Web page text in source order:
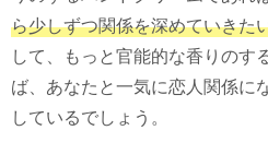
ら少しずつ関係を深めていきた
して、もっと官能的な香りのす
ば、あなたと一気に恋人関係に
しているでしょう。